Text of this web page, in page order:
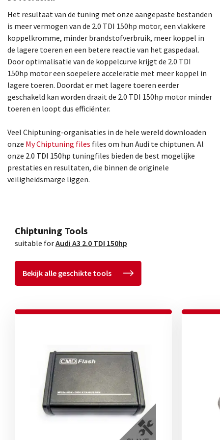
Het resultaat van de tuning met onze aangepaste bestanden
is meer vermogen van de 2.0 TDI 150hp motor, een vlakkere
koppelkromme, minder brandstofverbruik, meer koppel in
de lagere toeren en een betere reactie van het gaspedaal.
Door optimalisatie van de koppelcurve krijgt de 2.0 TDI
150hp motor een soepelere acceleratie met meer koppel in
lagere toeren. Doordat er met lagere toeren eerder
geschakeld kan worden draait de 2.0 TDI 150hp motor minder
toeren en loopt dus efficiënter.
Veel Chiptuning-organisaties in de hele wereld downloaden
onze My Chiptuning files files om hun Audi te chiptunen. Al
onze 2.0 TDI 150hp tuningfiles bieden de best mogelijke
prestaties en resultaten, die binnen de originele
veiligheidsmarge liggen.
Chiptuning Tools
suitable forAudi A3 2.0 TDI 150hp
Bekijk alle geschikte tools